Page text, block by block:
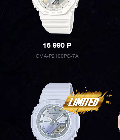
16 990P
GMA-P2100PC-7A